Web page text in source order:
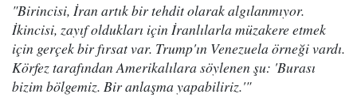
"Birincisi, İran artık bir tehdit olarak algılanmıyor.
İkincisi, zayıf oldukları için İranlılarla müzakere etmek
için gerçek bir fırsat var. Trump'ın Venezuela örneği vardı.
Körfez tarafından Amerikalılara söylenen şu: 'Burası
bizim bölgemiz. Bir anlaşma yapabiliriz.'"